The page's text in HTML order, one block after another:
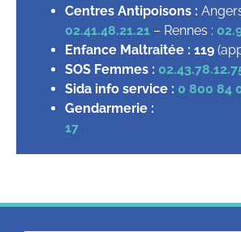
Centres Antipoisons :
02.41.48.21.21 – Rennes :
Enfance Maltraitée : 119
SOS Femmes :
Sida info service : 0 800 84
Gendarmerie :
17